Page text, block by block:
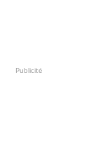
Publicité